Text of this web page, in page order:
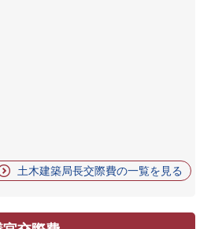
土木建築局長交際費の一覧を見る